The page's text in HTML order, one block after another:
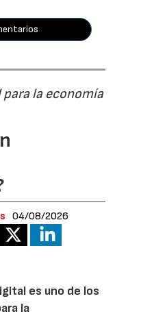
la economía
04/08/2026
es uno de los
la